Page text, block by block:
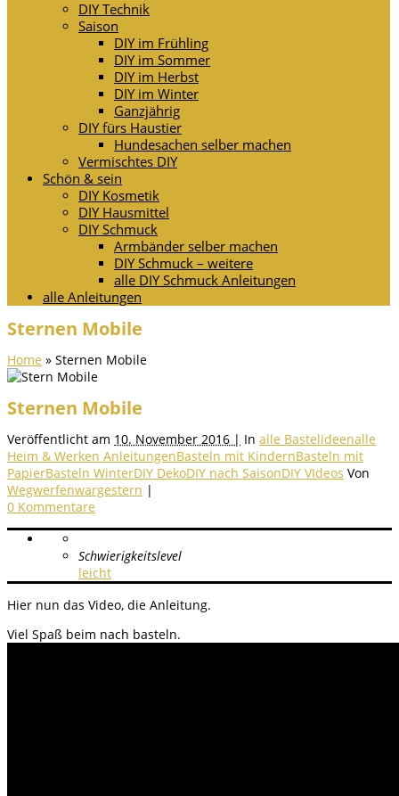
DIY Technik
Saison
DIY im Frühling
DIY im Sommer
DIY im Herbst
DIY im Winter
Ganzjährig
DIY fürs Haustier
Hundesachen selber machen
Vermischtes DIY
Schön & sein
DIY Kosmetik
DIY Hausmittel
DIY Schmuck
Armbänder selber machen
DIY Schmuck – weitere
alle DIY Schmuck Anleitungen
alle Anleitungen
Sternen Mobile
Home » Sternen Mobile
Sternen Mobile
Veröffentlicht am 10. November 2016 | In alle Bastelideenalle
Heim & Werken AnleitungenBasteln mit KindernBasteln mit
PapierBasteln WinterDIY DekoDIY nach SaisonDIY VIdeos Von
Wegwerfenwargestern |
0 Kommentare
Schwierigkeitslevel
leicht
Hier nun das Video, die Anleitung.
Viel Spaß beim nach basteln.